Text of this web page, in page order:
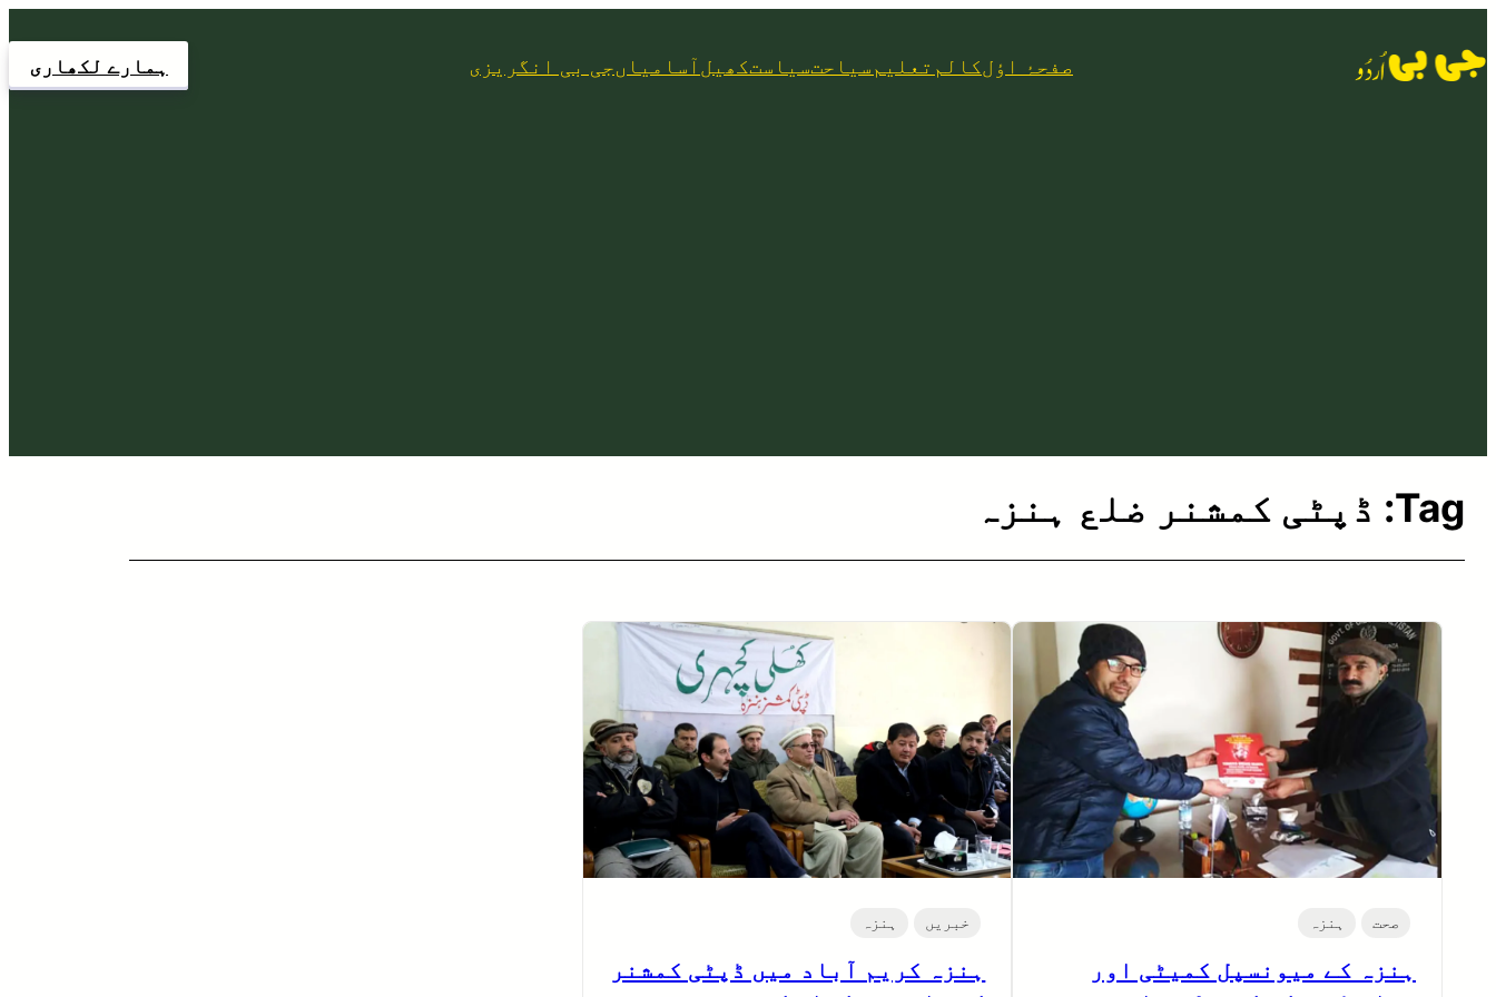
to
صفحۂ اؤلکالم تعلیمسیاحتسیاستکھیلآسامیاںجی بی انگریزی ہمارے لکھاری
Tag: ڈپٹی کمشنر ضلع ہنزہ
صحت ہنزہ
ہنزہ کے میونسپل کمیٹی اور
خبریں ہنزہ
ہنزہ کریم آباد میں ڈپٹی کمشنر